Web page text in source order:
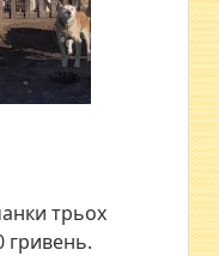
трьох
гривень.